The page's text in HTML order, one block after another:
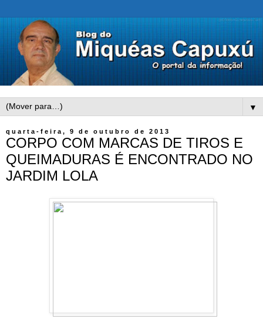
▼
quarta-feira, 9 de outubro de 2013
CORPO COM MARCAS DE TIROS E
QUEIMADURAS É ENCONTRADO NO
JARDIM LOLA